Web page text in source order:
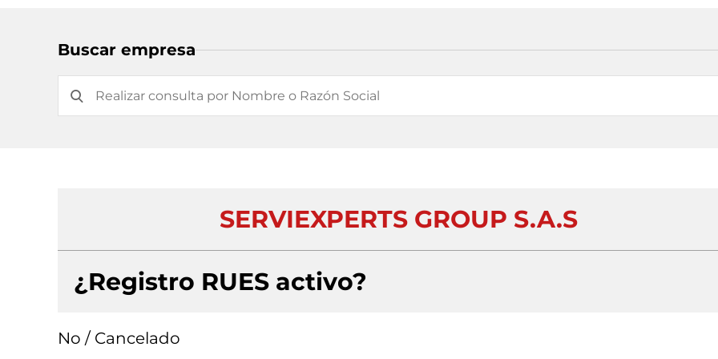
Buscar empresa
SERVIEXPERTS GROUP S.A.S
¿Registro RUES activo?
No / Cancelado